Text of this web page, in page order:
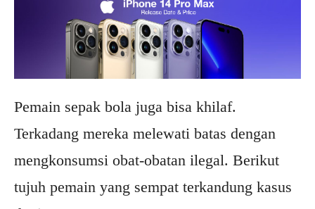
Pemain sepak bola juga bisa khilaf.
Terkadang mereka melewati batas dengan
mengkonsumsi obat-obatan ilegal. Berikut
tujuh pemain yang sempat terkandung kasus